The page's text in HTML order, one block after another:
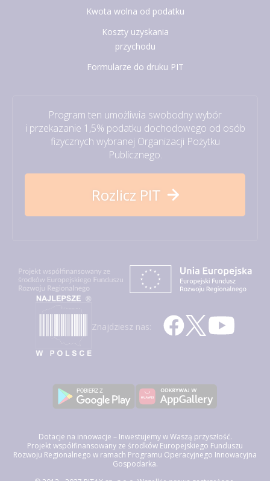
Kwota wolna od podatku
Koszty uzyskania
przychodu
Formularze do druku PIT
Program ten umożliwia swobodny wybór
i przekazanie 1,5% podatku dochodowego od osób
fizycznych wybranej Organizacji Pożytku
Publicznego.
Rozlicz PIT
Znajdziesz nas:
Dotacje na innowacje – Inwestujemy w Waszą przyszłość.
Projekt współfinansowany ze środków Europejskiego Funduszu
Rozwoju Regionalnego w ramach Programu Operacyjnego Innowacyjna
Gospodarka.